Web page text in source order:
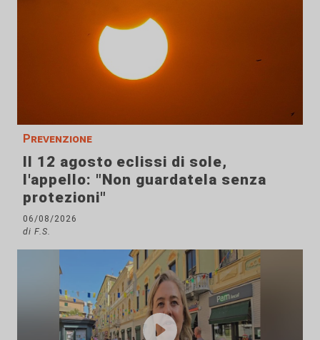
Prevenzione
Il 12 agosto eclissi di sole,
l'appello: "Non guardatela senza
protezioni"
06/08/2026
di F.S.